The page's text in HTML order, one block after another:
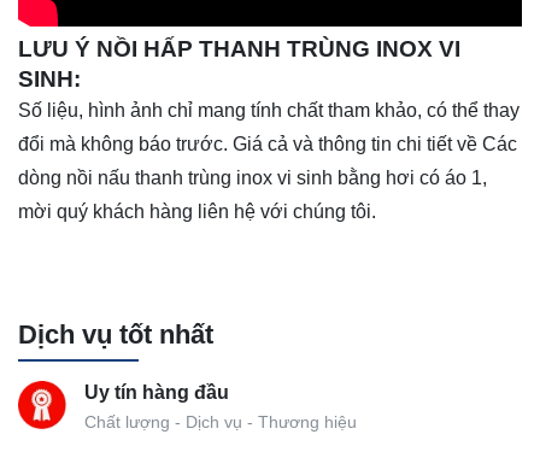
LƯU Ý NỒI HẤP THANH TRÙNG INOX VI
SINH:
Số liệu, hình ảnh chỉ mang tính chất tham khảo, có thể thay
đổi mà không báo trước. Giá cả và thông tin chi tiết về Các
dòng nồi nấu thanh trùng inox vi sinh bằng hơi có áo 1,
mời quý khách hàng liên hệ với chúng tôi.
Dịch vụ tốt nhất
Uy tín hàng đầu
Chất lượng - Dịch vụ - Thương hiệu